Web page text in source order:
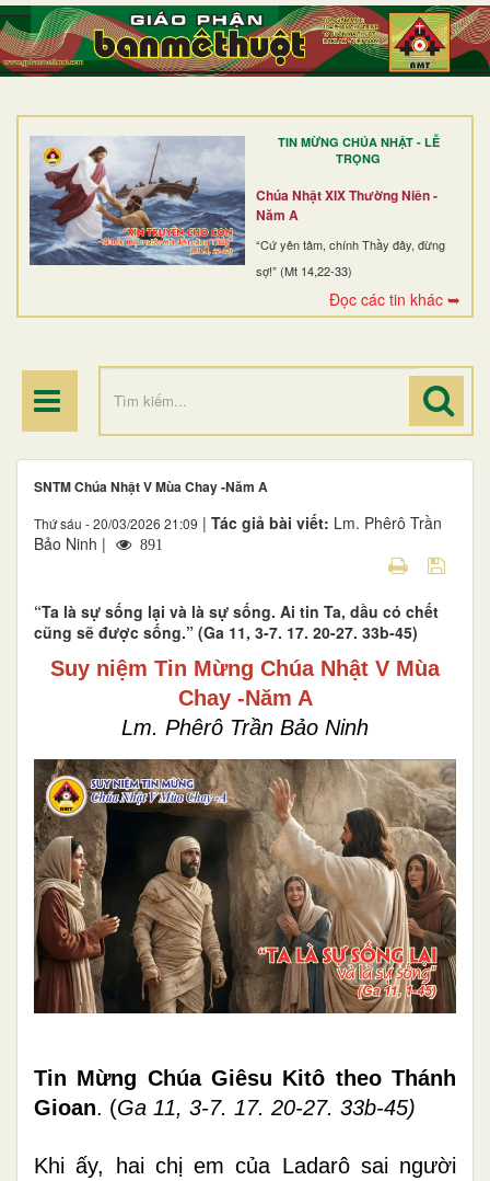
TIN MỪNG CHÚA NHẬT - LỄ
TRỌNG
Chúa Nhật XIX Thường Niên -
Năm A
“Cứ yên tâm, chính Thầy đây, đừng
sợ!” (Mt 14,22-33)
Đọc các tin khác ➥
TRANG NHẤT
GIỚI THIỆU
DÒNG TU
BAN MỤC VỤ
ĐOÀN THỂ CG
ĐIỂM HÀNH HƯƠNG
SNTM Chúa Nhật V Mùa Chay -Năm A
Thứ sáu - 20/03/2026 21:09 | Tác giả bài viết: Lm. Phêrô Trần
Bảo Ninh |
891
“Ta là sự sống lại và là sự sống. Ai tin Ta, dầu có chết
cũng sẽ được sống.” (Ga 11, 3-7. 17. 20-27. 33b-45)
Suy niệm Tin Mừng Chúa Nhật V Mùa
Chay -Năm A
Lm. Phêrô Trần Bảo Ninh
Tin Mừng Chúa Giêsu Kitô theo Thánh
Gioan. (Ga 11, 3-7. 17. 20-27. 33b-45)
Khi ấy, hai chị em của Ladarô sai người